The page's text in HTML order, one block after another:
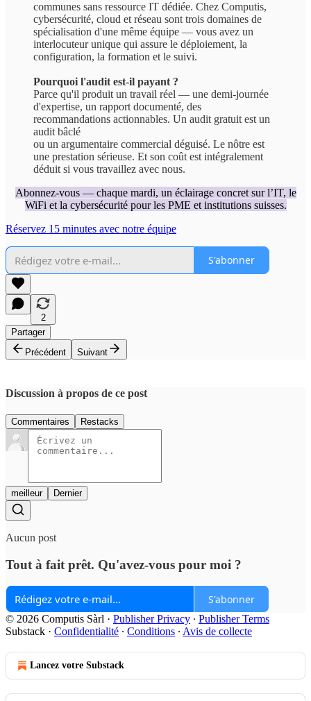
communes sans ressource IT dédiée. Chez Computis,
cybersécurité, cloud et réseau sont trois domaines de
spécialisation d'une même équipe — vous avez un
interlocuteur unique qui assure le déploiement, la
configuration, la formation et le suivi.
Pourquoi l'audit est-il payant ?
Parce qu'il produit un travail réel — une demi-journée
d'expertise, un rapport documenté, des
recommandations actionnables. Un audit gratuit est un
audit bâclé
ou un argumentaire commercial déguisé. Le nôtre est
une prestation sérieuse. Et son coût est intégralement
déduit si vous travaillez avec nous.
Abonnez-vous — chaque mardi, un éclairage concret sur l’IT, le
WiFi et la cybersécurité pour les PME et institutions suisses.
Réservez 15 minutes avec notre équipe
S'abonner
2
Partager
Précédent
Suivant
Discussion à propos de ce post
Commentaires Restacks
meilleur Dernier
Aucun post
Tout à fait prêt. Qu'avez-vous pour moi ?
S'abonner
© 2026 Computis Sàrl · Publisher Privacy ∙ Publisher Terms
Substack · Confidentialité ∙ Conditions ∙ Avis de collecte
Lancez votre Substack